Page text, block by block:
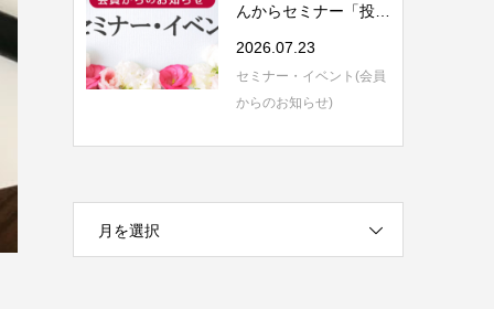
んからセミナー「投資
2026.07.23
セミナー・イベント(会員
からのお知らせ)
月を選択